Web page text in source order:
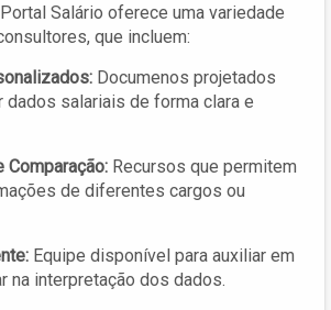
Salário oferece uma variedade
que incluem:
Documenos projetados
dados salariais de forma clara e
Comparação: Recursos que permitem
de diferentes cargos ou
Equipe disponível para auxiliar em
na interpretação dos dados.